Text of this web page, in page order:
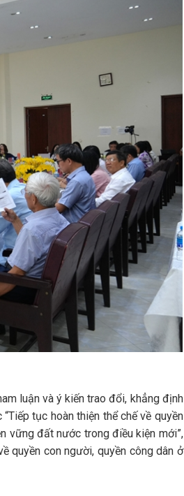
luận và ý kiến trao đổi, khẳng định
tục hoàn thiện thể chế về quyền
vững đất nước trong điều kiện mới”,
quyền con người, quyền công dân ở